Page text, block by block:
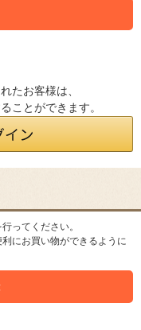
たお客様は、
ことができます。
ってください。
にお買い物ができるように